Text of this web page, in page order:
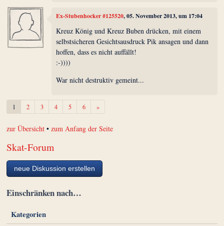
Ex-Stubenhocker #125520, 05. November 2013, um 17:04
Kreuz König und Kreuz Buben drücken, mit einem
selbstsicheren Gesichtsausdruck Pik ansagen und dann
hoffen, dass es nicht auffällt!
:-))))
War nicht destruktiv gemeint...
1 2 3 4 5 6 »Weiter
zur Übersicht •zum Anfang der Seite
Skat-Forum
neue Diskussion erstellen
Einschränken nach…
Kategorien